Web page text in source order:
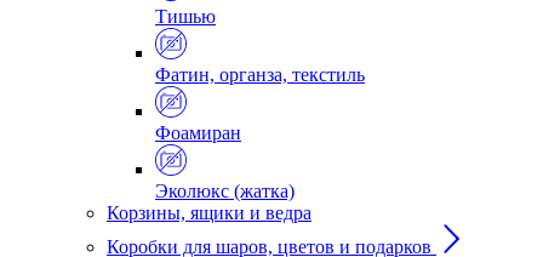
Тишью
Фатин, органза, текстиль
Фоамиран
Эколюкс (жатка)
Корзины, ящики и ведра
Коробки для шаров, цветов и подарков